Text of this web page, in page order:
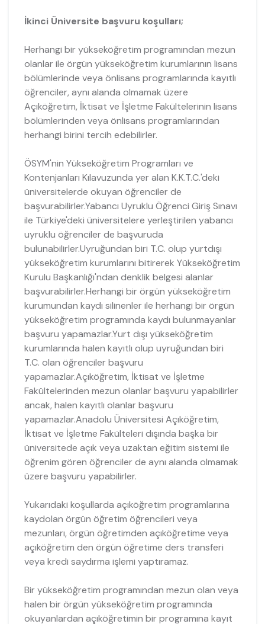
İkinci Üniversite başvuru koşulları;
Herhangi bir yükseköğretim programından mezun
olanlar ile örgün yükseköğretim kurumlarının lisans
bölümlerinde veya önlisans programlarında kayıtlı
öğrenciler, aynı alanda olmamak üzere
Açıköğretim, İktisat ve İşletme Fakültelerinin lisans
bölümlerinden veya önlisans programlarından
herhangi birini tercih edebilirler.
ÖSYM'nin Yükseköğretim Programları ve
Kontenjanları Kılavuzunda yer alan K.K.T.C.'deki
üniversitelerde okuyan öğrenciler de
başvurabilirler.Yabancı Uyruklu Öğrenci Giriş Sınavı
ile Türkiye'deki üniversitelere yerleştirilen yabancı
uyruklu öğrenciler de başvuruda
bulunabilirler.Uyruğundan biri T.C. olup yurtdışı
yükseköğretim kurumlarını bitirerek Yükseköğretim
Kurulu Başkanlığı'ndan denklik belgesi alanlar
başvurabilirler.Herhangi bir örgün yükseköğretim
kurumundan kaydı silinenler ile herhangi bir örgün
yükseköğretim programında kaydı bulunmayanlar
başvuru yapamazlar.Yurt dışı yükseköğretim
kurumlarında halen kayıtlı olup uyruğundan biri
T.C. olan öğrenciler başvuru
yapamazlar.Açıköğretim, İktisat ve İşletme
Fakültelerinden mezun olanlar başvuru yapabilirler
ancak, halen kayıtlı olanlar başvuru
yapamazlar.Anadolu Üniversitesi Açıköğretim,
İktisat ve İşletme Fakülteleri dışında başka bir
üniversitede açık veya uzaktan eğitim sistemi ile
öğrenim gören öğrenciler de aynı alanda olmamak
üzere başvuru yapabilirler.
Yukarıdaki koşullarda açıköğretim programlarına
kaydolan örgün öğretim öğrencileri veya
mezunları, örgün öğretimden açıköğretime veya
açıköğretim den örgün öğretime ders transferi
veya kredi saydırma işlemi yaptıramaz.
Bir yükseköğretim programından mezun olan veya
halen bir örgün yükseköğretim programında
okuyanlardan açıköğretimin bir programına kayıt